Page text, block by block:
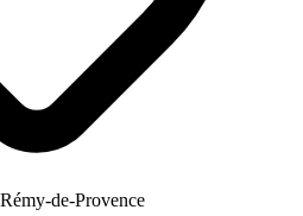
de-Provence